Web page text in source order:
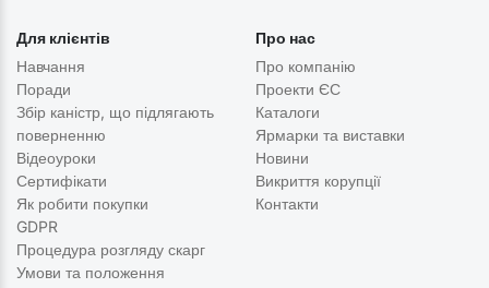
Для клієнтів
Навчання
Поради
Збір каністр, що підлягають
поверненню
Відеоуроки
Сертифікати
Як робити покупки
GDPR
Процедура розгляду скарг
Умови та положення
Про нас
Про компанію
Проекти ЄС
Каталоги
Ярмарки та виставки
Новини
Викриття корупції
Контакти